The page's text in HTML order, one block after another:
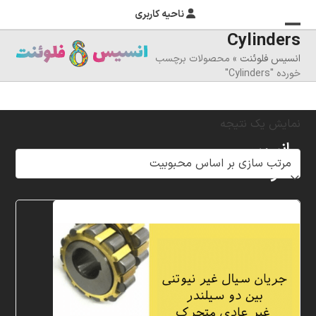
ناحیه کاربری
منوی
موبایل
را
تغییر
دهید
بستن
منوی
موبایل
Cylinders
انسیس فلوئنت » محصولات برچسب
خورده "Cylinders"
نمایش یک نتیجه
انسیس
فلوئنت
خلاق
متخصص
زمینه